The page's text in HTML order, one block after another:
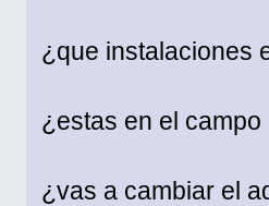
¿que instalaciones
¿estas en el
¿vas a cambiar el